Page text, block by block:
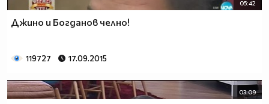
05:42
Джино и Богданов челно!
119727 17.09.2015
03:09